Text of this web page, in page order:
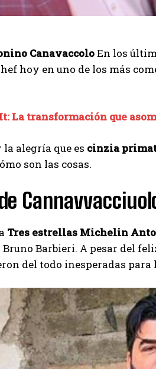
CanavaccoloEn los
hoy en uno de los más
La transformación que
alegría que es cinzia
son las cosas.
Tres estrellas Michelin
Barbieri. A pesar del
del todo inesperadas para